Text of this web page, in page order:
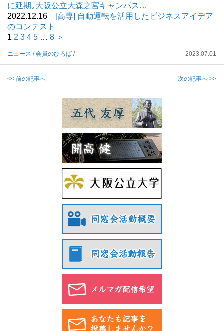
に延期｡大阪公立大森之宮キャンパス…
2022.12.16
[高専] 自動運転を活用したビジネスアイデア
のコンテスト
1 2 3 4 5 … 8 ＞
ニュース /会員のひろば / 2023.07.01
<< 前の記事へ 次の記事へ >>